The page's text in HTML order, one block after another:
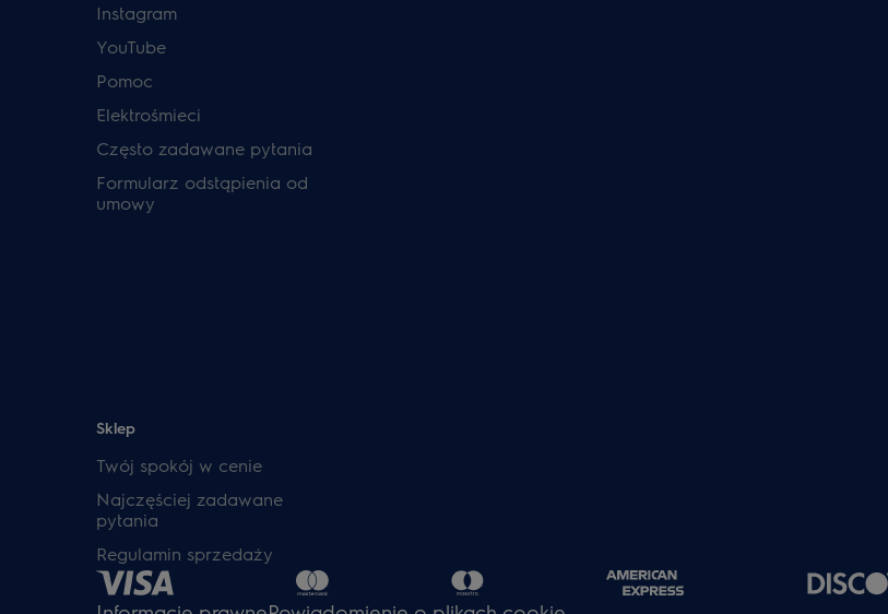
Instagram
YouTube
Pomoc
Elektrośmieci
Często zadawane pytania
Formularz odstąpienia od
umowy
Sklep
Twój spokój w cenie
Najczęściej zadawane
pytania
Regulamin sprzedaży